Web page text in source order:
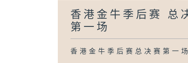
香港金牛季后赛 总
第一场
香港金牛季后赛总决赛第一场